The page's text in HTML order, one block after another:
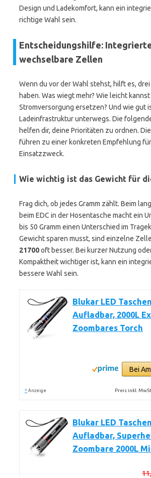
Design und Ladekomfort, kann ein
richtige Wahl sein.
Entscheidungshilfe:
wechselbare Zellen
Wenn du vor der Wahl stehst, hilft es,
haben. Was wiegt mehr? Wie leicht
Stromversorgung ersetzen? Und wie gut
Ladeinfrastruktur unterwegs. Die
helfen dir, deine Prioritäten zu ordnen.
führen zu einer konkreten Empfehlung
Einsatzzweck.
Wie wichtig ist das Gewicht für
Frag dich, ob jedes Gramm zählt. Beim
beim EDC in der Hosentasche macht ein
bis 50 Gramm einen Unterschied im
Gewicht sparen musst, sind einzelne
21700oft besser. Bei kurzer Nutzung
Kompaktheit wichtiger ist, kann ein
bessere Wahl sein.
Blukar LED
Aufladbar, 2000L
Zoombares Torch
Bei
* Anzeige Preis inkl.
Blukar LED
Aufladbar,
Zoombare 2000L